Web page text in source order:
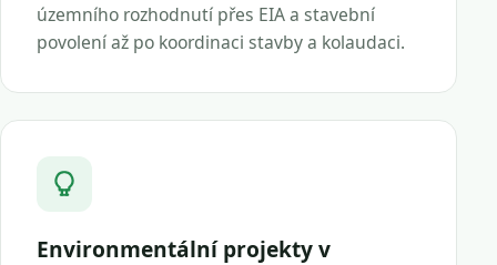
územního rozhodnutí přes EIA a stavební
povolení až po koordinaci stavby a kolaudaci.
Environmentální projekty v